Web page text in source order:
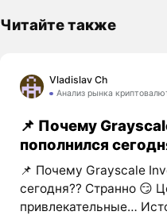
Читайте также
Vladislav Ch
Анализ рынка
📌 Почему
пополнился
📌 Почему Grayscale
сегодня?? Странно 😏
привлекательные…